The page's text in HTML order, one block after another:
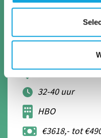
MEDIOR
Meppel
32-40 uur
HBO
€3618,- tot